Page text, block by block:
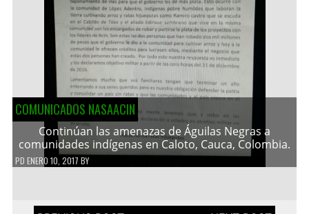
COMUNICADOS NASAACIN
Continúan las amenazas de Águilas Negras a
comunidades indígenas en Caloto, Cauca, Colombia.
PD ENERO 10, 2017 BY